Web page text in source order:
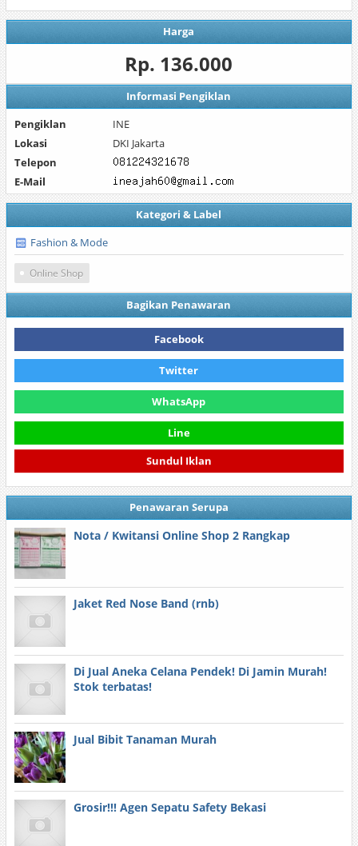
Harga
Rp. 136.000
Informasi Pengiklan
Pengiklan
INE
Lokasi
DKI Jakarta
Telepon
E-Mail
Kategori & Label
Fashion & Mode
Online Shop
Bagikan Penawaran
Facebook
Twitter
WhatsApp
Line
Sundul Iklan
Penawaran Serupa
Nota / Kwitansi Online Shop 2 Rangkap
Jaket Red Nose Band (rnb)
Di Jual Aneka Celana Pendek! Di Jamin Murah!
Stok terbatas!
Jual Bibit Tanaman Murah
Grosir!!! Agen Sepatu Safety Bekasi